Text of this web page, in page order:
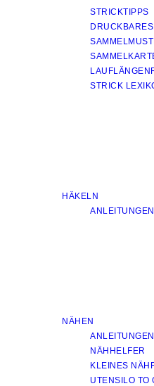
STRICKTIPPS
STRICK
HÄKELN
ANLEITUNGEN
NÄHEN
NÄHHELFER
KLEINES
UTENSILO TO